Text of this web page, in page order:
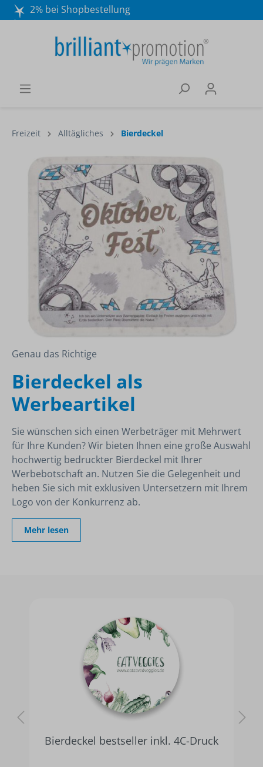
2% bei Shopbestellung
Wir beraten Sie gerne:
040 / 570 18 25 70
Freizeit Alltägliches Bierdeckel
Genau das Richtige
Bierdeckel als
Werbeartikel
Sie wünschen sich einen Werbeträger mit Mehrwert
für Ihre Kunden? Wir bieten Ihnen eine große Auswahl
hochwertig bedruckter Bierdeckel mit Ihrer
Werbebotschaft an. Nutzen Sie die Gelegenheit und
heben Sie sich mit exklusiven Untersetzern mit Ihrem
Logo von der Konkurrenz ab.
Mehr lesen
Bierdeckel bestseller inkl. 4C-Druck